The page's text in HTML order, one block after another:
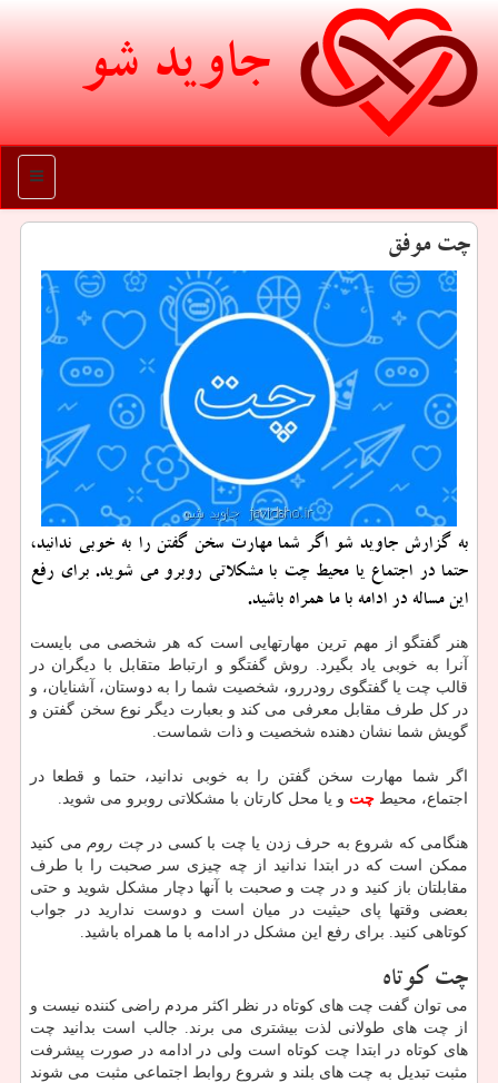
جاوید شو
منو
چت موفق
به گزارش جاوید شو اگر شما مهارت سخن گفتن را به خوبی ندانید،
حتما در اجتماع یا محیط چت با مشكلاتی روبرو می شوید. برای رفع
این مساله در ادامه با ما همراه باشید.
هنر گفتگو از مهم ترین مهارتهایی است که هر شخصی می بایست
آنرا به خوبی یاد بگیرد. روش گفتگو و ارتباط متقابل با دیگران در
قالب چت یا گفتگوی رودررو، شخصیت شما را به دوستان، آشنایان، و
در کل طرف مقابل معرفی می کند و بعبارت دیگر نوع سخن گفتن و
گویش شما نشان دهنده شخصیت و ذات شماست.
اگر شما مهارت سخن گفتن را به خوبی ندانید، حتما و قطعا در
اجتماع، محیط چت و یا محل کارتان با مشکلاتی روبرو می شوید.
هنگامی که شروع به حرف زدن یا چت با کسی درچت روم می کنید
ممکن است که در ابتدا ندانید از چه چیزی سر صحبت را با طرف
مقابلتان باز کنید و در چت و صحبت با آنها دچار مشکل شوید و حتی
بعضی وقتها پای حیثیت در میان است و دوست ندارید در جواب
کوتاهی کنید. برای رفع این مشکل در ادامه با ما همراه باشید.
چت کوتاه
می توان گفت چت های کوتاه در نظر اکثر مردم راضی کننده نیست و
از چت های طولانی لذت بیشتری می برند. جالب است بدانید چت
های کوتاه در ابتدا چت کوتاه است ولی در ادامه در صورت پیشرفت
مثبت تبدیل به چت های بلند و شروع روابط اجتماعی مثبت می شوند